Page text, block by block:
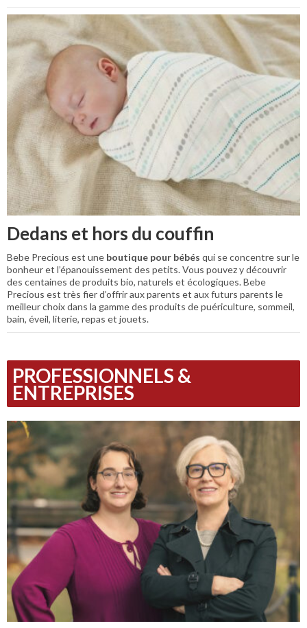
Dedans et hors du couffin
Bebe Precious est une boutique pour bébés qui se concentre sur le
bonheur et l’épanouissement des petits. Vous pouvez y découvrir
des centaines de produits bio, naturels et écologiques. Bebe
Precious est très fier d’offrir aux parents et aux futurs parents le
meilleur choix dans la gamme des produits de puériculture, sommeil,
bain, éveil, literie, repas et jouets.
PROFESSIONNELS &
ENTREPRISES